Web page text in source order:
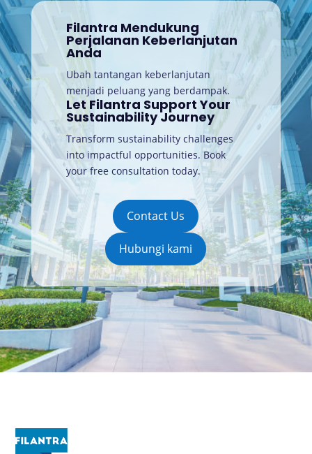
Filantra Mendukung
Perjalanan Keberlanjutan
Anda
Ubah tantangan keberlanjutan
menjadi peluang yang berdampak.
Let Filantra Support Your
Sustainability Journey
Transform sustainability challenges
into impactful opportunities. Book
your free consultation today.
Contact Us
Hubungi kami